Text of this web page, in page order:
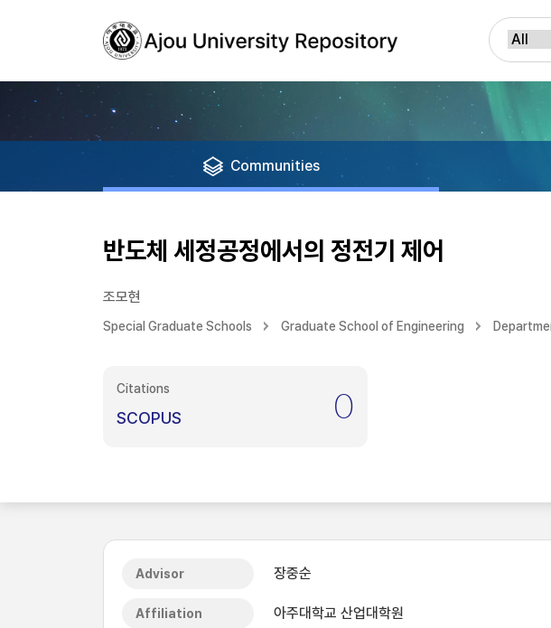
Communities
반도체 세정공정에서의 정전기 제어
조모현
Special Graduate Schools Graduate School of Engineering
Citations
SCOPUS 0
Advisor 장중순
Affiliation 아주대학교 산업대학원